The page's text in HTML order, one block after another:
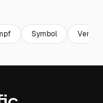
Symbol